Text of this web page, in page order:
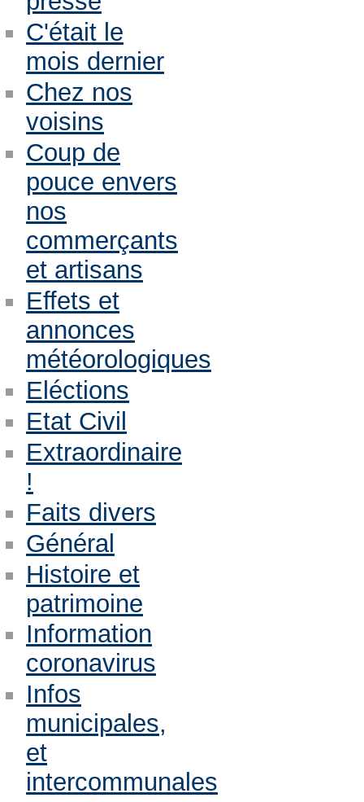
C'était le
mois dernier
Chez nos
voisins
Coup de
pouce envers
nos
commerçants
et artisans
Effets et
annonces
météorologiques
Eléctions
Etat Civil
Extraordinaire
!
Faits divers
Général
Histoire et
patrimoine
Information
coronavirus
Infos
municipales,
et
intercommunales